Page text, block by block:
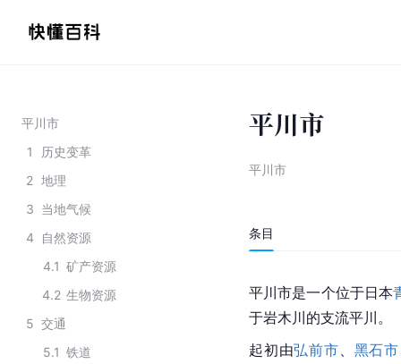
平川市
1
历史变革
2 地理
3 当地气候
4
自然资源
4.1 矿产资源
4.2 生物资源
5 交通
5.1 铁道
平川市
平川市
条目
平川市是一个位于日本
于岩木川的支流平川。
起初由弘前市 黑石市